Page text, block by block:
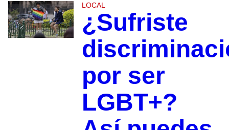
LOCAL
¿Sufriste
por ser
LGBT+?